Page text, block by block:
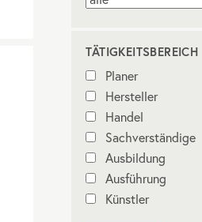
TÄTIGKEITSBEREICH
Planer
Hersteller
Handel
Sachverständige
Ausbildung
Ausführung
Künstler